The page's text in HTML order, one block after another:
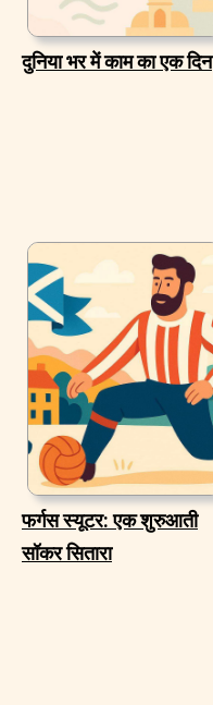
दुनिया भर में काम का एक दिन
फर्गस स्यूटर: एक शुरुआती
सॉकर सितारा